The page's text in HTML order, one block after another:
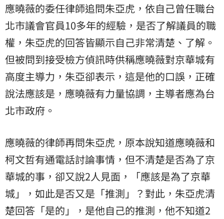
應曉薇的委任律師追問朱亞虎，依自己曾任職台
北市議會官員10多年的經驗，是否了解議員的職
權，朱亞虎的回答皆顯示自己非常清楚、了解。
但被問到接受檢方偵訊時供稱應曉薇對京華城有
高度主導力，朱亞卻表示，這是他的口誤，正確
說法應該是，應曉薇有力量協調，主導者應為台
北市政府。
應曉薇的律師再問朱亞虎，原本說知道應曉薇和
柯文哲有通電話討論事情，但不清楚是否為了京
華城的事，卻又說2人見面，「應該是為了京華
城」，如此是否又是「推測」？對此，朱亞虎清
楚回答「是的」，是他自己的推測，他不知道2